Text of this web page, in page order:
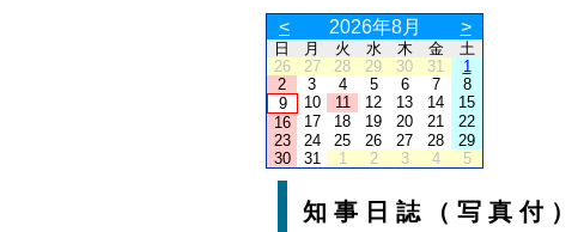
< 2026年8月 >
日 月 火 水 木 金
土
26
27 28 29 30 31
1
2
3 4 5 6 7
8
9
10 11 12 13 14
15
16
17 18 19 20 21
22
23
24 25 26 27 28
29
30
31 1 2 3 4 5
知事日誌（写真付）